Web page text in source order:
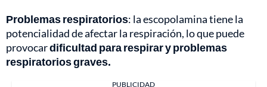
Problemas respiratorios: la escopolamina tiene la
potencialidad de afectar la respiración, lo que puede
provocardificultad para respirar y problemas
respiratorios graves.
PUBLICIDAD